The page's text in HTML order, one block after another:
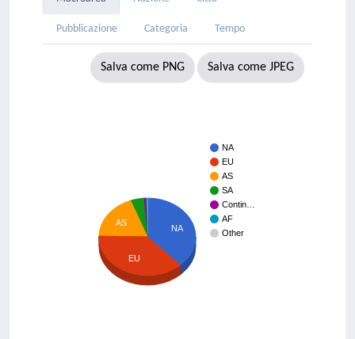
Pubblicazione Categoria Tempo
Salva come PNG Salva come JPEG
NA
EU
AS
SA
Contin…
AF
Other
NA
AS
EU